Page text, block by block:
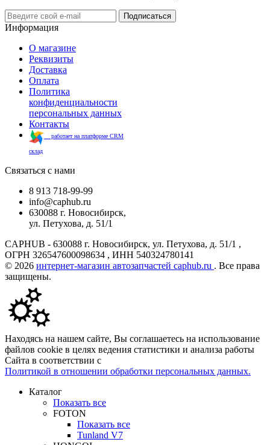
Подписаться
Информация
О магазине
Реквизиты
Доставка
Оплата
Политика
конфиденциальности
персональных данных
Контакты
работает на платформе CRM
склад
Связаться с нами
8 913 718-99-99
info@caphub.ru
630088 г. Новосибирск,
ул. Петухова, д. 51/1
CAPHUB - 630088 г. Новосибирск, ул. Петухова, д. 51/1 ,
ОГРН 326547600098634 , ИНН 540324780141
© 2026 интернет-магазин автозапчастей caphub.ru . Все права
защищены.
Находясь на нашем сайте, Вы соглашаетесь на использование
файлов cookie в целях ведения статистики и анализа работы
Сайта в соответствии с
Политикой в отношении обработки персональных данных.
Каталог
Показать все
FOTON
Показать все
Tunland V7